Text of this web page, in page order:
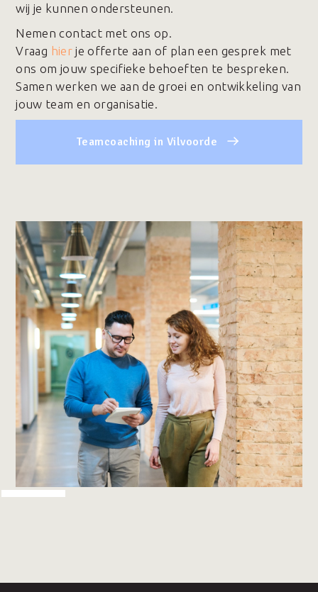
wij je kunnen ondersteunen.
Nemen contact met ons op.
Vraag hierje offerte aan of plan een gesprek met
ons om jouw specifieke behoeften te bespreken.
Samen werken we aan de groei en ontwikkeling van
jouw team en organisatie.
Teamcoaching in Vilvoorde